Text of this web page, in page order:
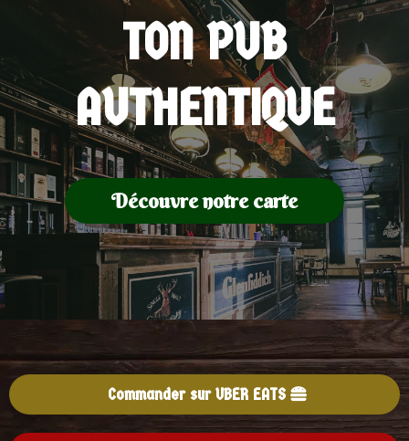
TON PUB
AUTHENTIQUE
Découvre notre carte
Commander sur UBER EATS